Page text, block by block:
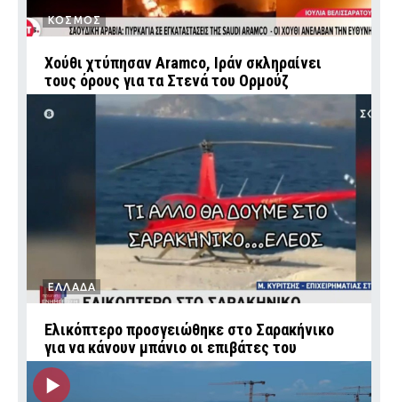
ΚΟΣΜΟΣ
Χούθι χτύπησαν Aramco, Ιράν σκληραίνει
τους όρους για τα Στενά του Ορμούζ
ΕΛΛΑΔΑ
Ελικόπτερο προσγειώθηκε στο Σαρακήνικο
για να κάνουν μπάνιο οι επιβάτες του